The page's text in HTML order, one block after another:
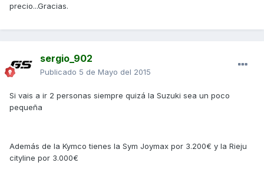
precio...Gracias.
sergio_902
Publicado 5 de Mayo del 2015
Si vais a ir 2 personas siempre quizá la Suzuki sea un poco
pequeña
Además de la Kymco tienes la Sym Joymax por 3.200€ y la Rieju
cityline por 3.000€